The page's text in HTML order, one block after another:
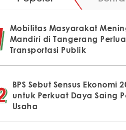
Mobilitas Masyarakat
Mandiri di Tangerang
Transportasi Publik
BPS Sebut Sensus Ekonomi
untuk Perkuat Daya Saing
Usaha